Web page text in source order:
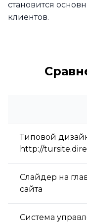
становится
клиентов.
Типовой
http://
Слайдер на
сайта
Система